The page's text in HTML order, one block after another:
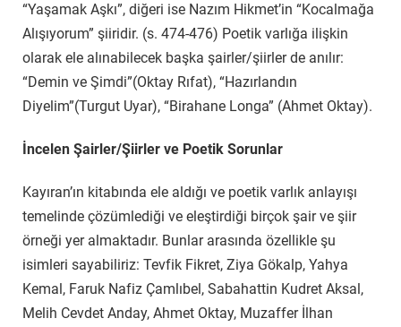
“Yaşamak Aşkı”, diğeri ise Nazım Hikmet’in “Kocalmağa
Alışıyorum” şiiridir. (s. 474-476) Poetik varlığa ilişkin
olarak ele alınabilecek başka şairler/şiirler de anılır:
“Demin ve Şimdi”(Oktay Rıfat), “Hazırlandın
Diyelim”(Turgut Uyar), “Birahane Longa” (Ahmet Oktay).
İncelen Şairler/Şiirler ve Poetik Sorunlar
Kayıran’ın kitabında ele aldığı ve poetik varlık anlayışı
temelinde çözümlediği ve eleştirdiği birçok şair ve şiir
örneği yer almaktadır. Bunlar arasında özellikle şu
isimleri sayabiliriz: Tevfik Fikret, Ziya Gökalp, Yahya
Kemal, Faruk Nafiz Çamlıbel, Sabahattin Kudret Aksal,
Melih Cevdet Anday, Ahmet Oktay, Muzaffer İlhan